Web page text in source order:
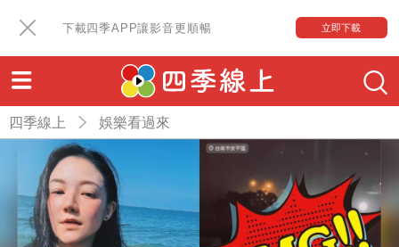
下載四季APP讓影音更順暢 立即下載
四季線上 娛樂看過來